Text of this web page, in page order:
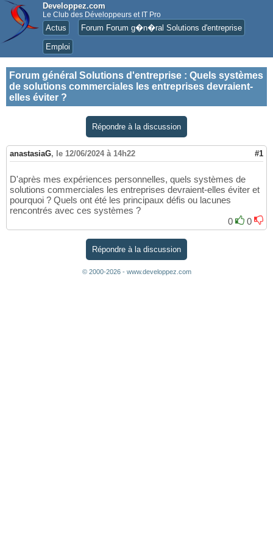
Developpez.com
Le Club des Développeurs et IT Pro
Actus Forum Forum g�n�ral Solutions d'entreprise
Emploi
Forum général Solutions d'entreprise : Quels systèmes
de solutions commerciales les entreprises devraient-
elles éviter ?
Répondre à la discussion
anastasiaG, le 12/06/2024 à 14h22 #1
D'après mes expériences personnelles, quels systèmes de
solutions commerciales les entreprises devraient-elles éviter et
pourquoi ? Quels ont été les principaux défis ou lacunes
rencontrés avec ces systèmes ?
0
0
Répondre à la discussion
© 2000-2026 - www.developpez.com